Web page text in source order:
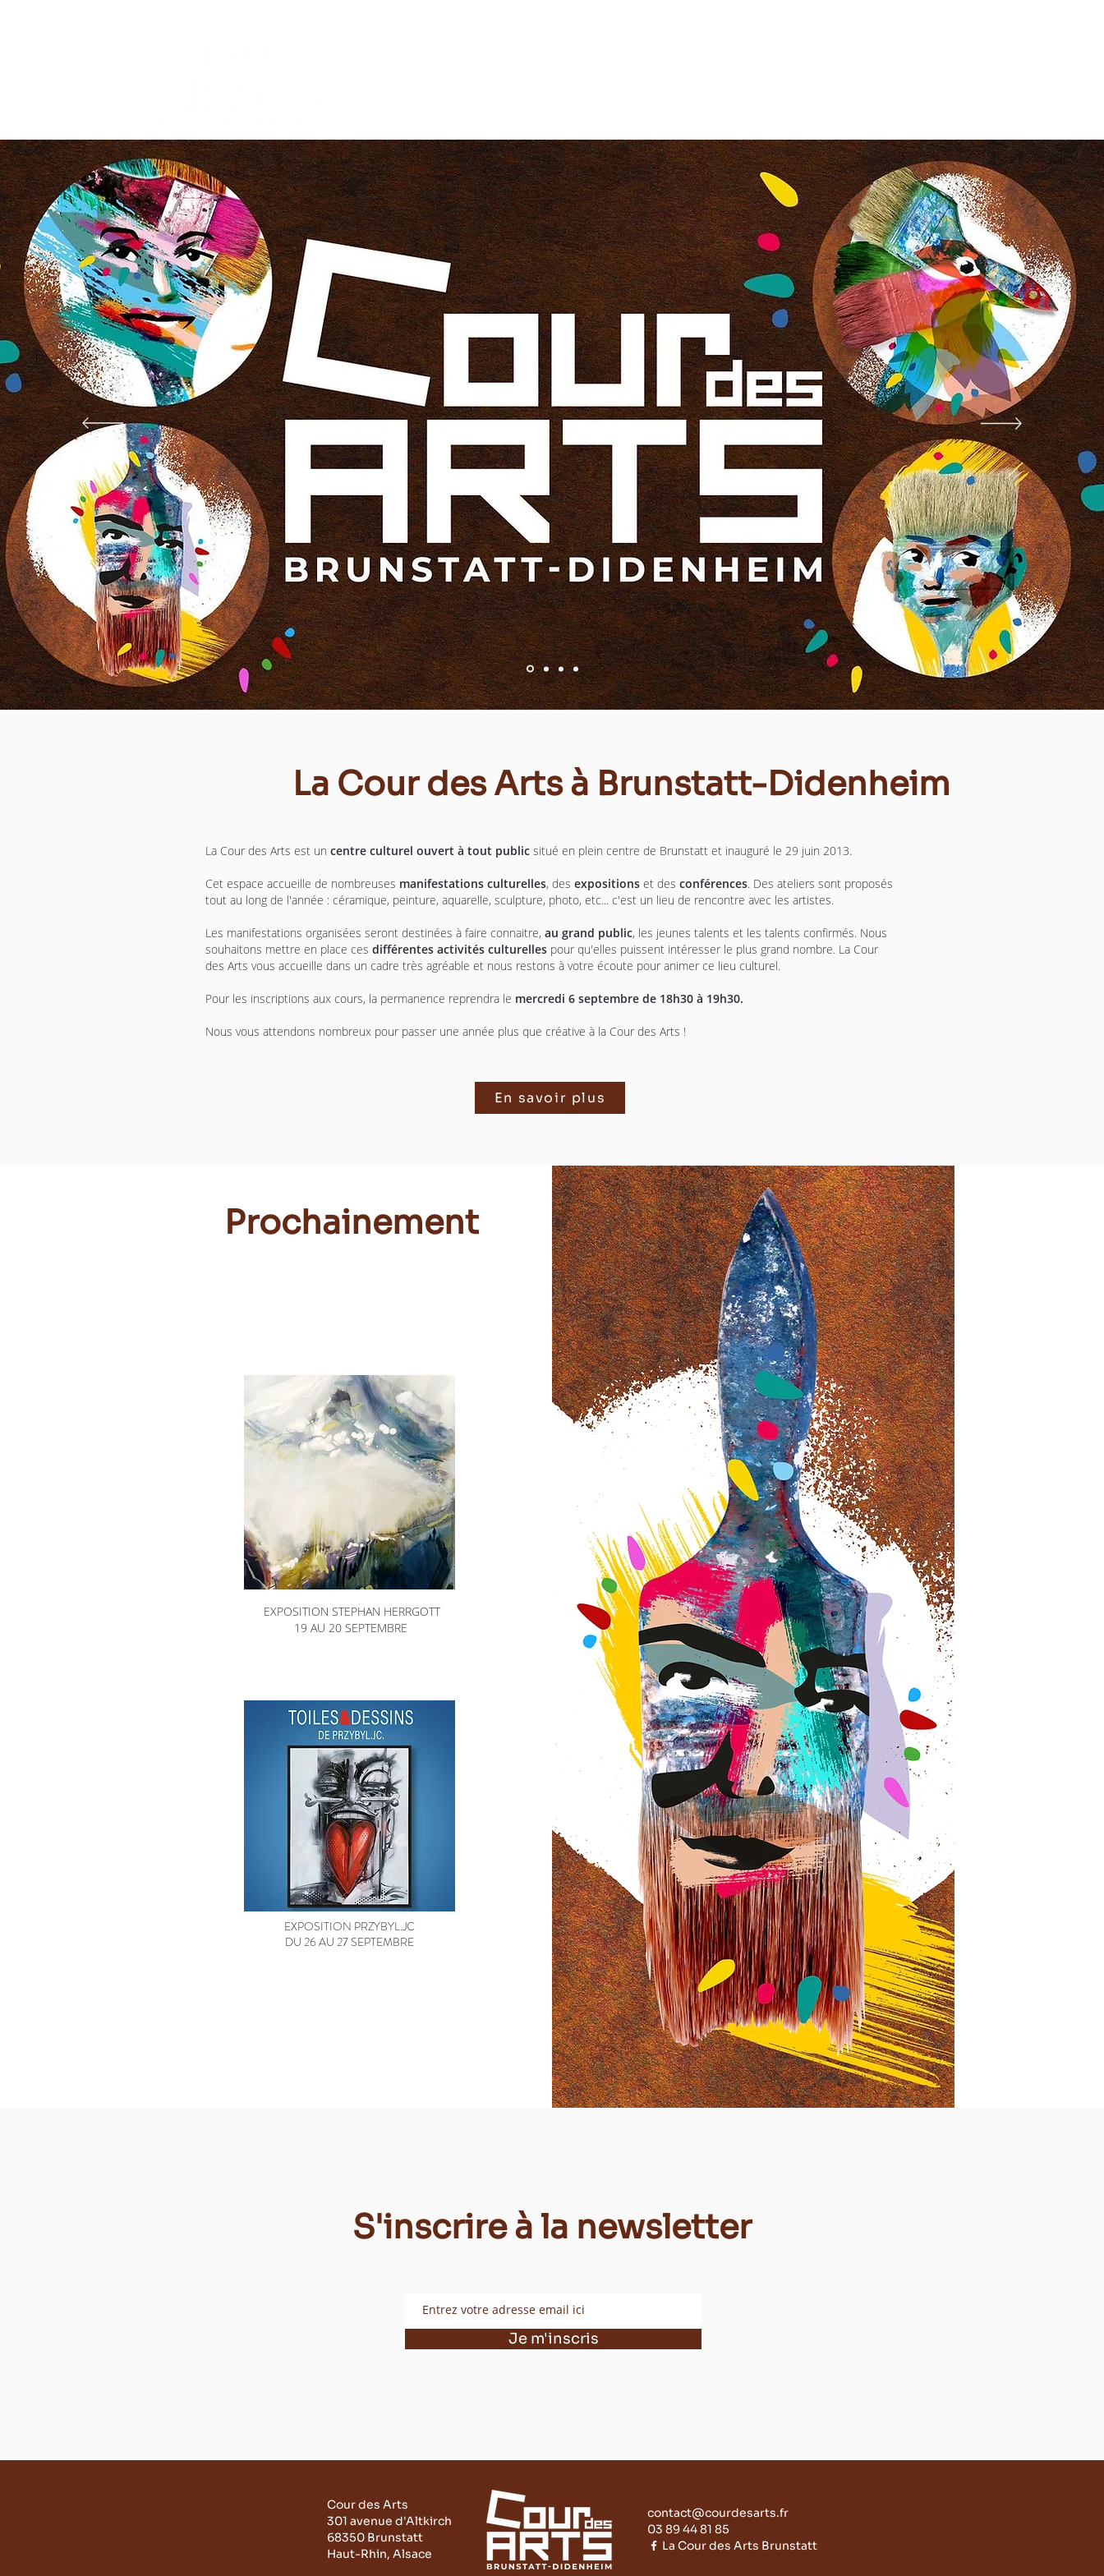
La Cour des Arts à Brunstatt-Didenheim
La Cour des Arts est un centre culturel ouvert à tout public situé en plein centre de Brunstatt et inauguré le 29 juin 2013.
Cet espace accueille de nombreuses manifestations culturelles, des expositions et des conférences. Des ateliers sont proposés
tout au long de l'année : céramique, peinture, aquarelle, sculpture, photo, etc... c'est un lieu de rencontre avec les artistes.
Les manifestations organisées seront destinées à faire connaitre, au grand public, les jeunes talents et les talents confirmés. Nous
souhaitons mettre en place ces différentes activités culturelles pour qu'elles puissent intéresser le plus grand nombre. La Cour
des Arts vous accueille dans un cadre très agréable et nous restons à votre écoute pour animer ce lieu culturel.
Pour les inscriptions aux cours, la permanence reprendra le mercredi 6 septembre de 18h30 à 19h30.
Nous vous attendons nombreux pour passer une année plus que créative à la Cour des Arts !
En savoir plus
EXPOSITION STEPHAN HERRGOTT
19 AU 20 SEPTEMBRE
EXPOSITION PRZYBYL.JC
DU 26 AU 27 SEPTEMBRE
Prochainement
S'inscrire à la newsletter
Je m'inscris
Cour des Arts
301 avenue d'Altkirch
68350 Brunstatt
Haut-Rhin, Alsace
contact@courdesarts.fr
03 89 44 81 85
La Cour des Arts Brunstatt